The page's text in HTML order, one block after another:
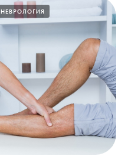
НЕВРОЛОГИЯ